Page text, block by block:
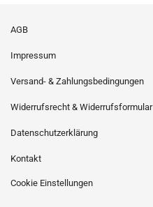
AGB
Impressum
Versand- & Zahlungsbedingungen
Widerrufsrecht & Widerrufsformular
Datenschutzerklärung
Kontakt
Cookie Einstellungen